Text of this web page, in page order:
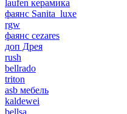
laufen керамика
фаянс Sanita_luxe
rgw
фаянс cezares
доп Дрея
rush
bellrado
triton
asb мебель
kaldewei
bellsa